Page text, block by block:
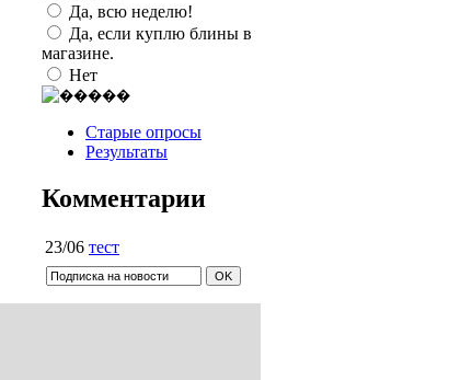
Да, всю неделю!
Да, если куплю блины в
магазине.
Нет
Старые опросы
Результаты
Комментарии
23/06 тест